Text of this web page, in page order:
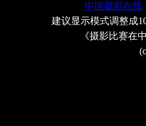
中国摄影在线
建议显示模式调整成
《摄影比赛在